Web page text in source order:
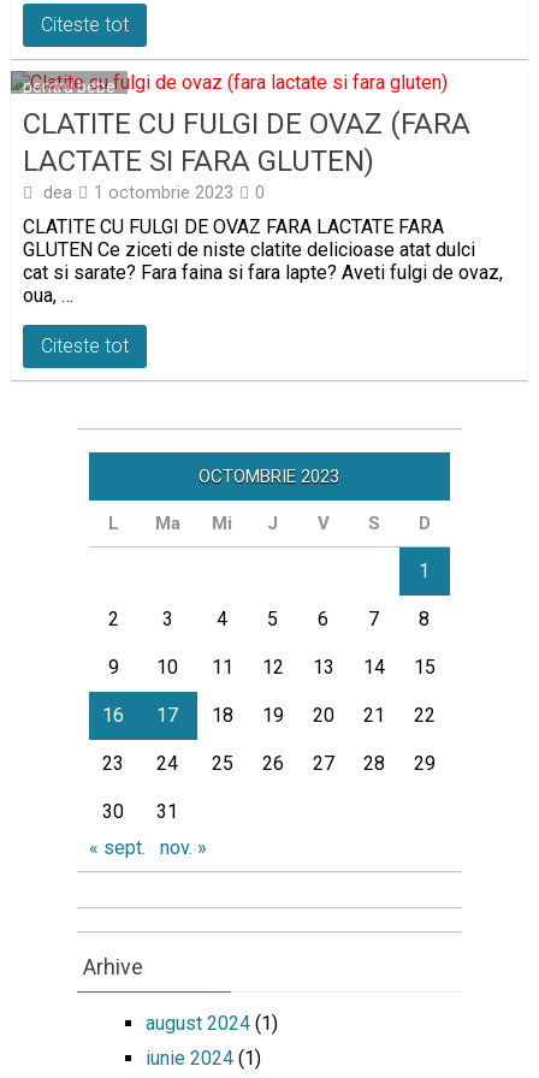
Citeste tot
pentru bebe
CLATITE CU FULGI DE OVAZ (FARA
LACTATE SI FARA GLUTEN)
dea 1 octombrie 2023 0
CLATITE CU FULGI DE OVAZ FARA LACTATE FARA
GLUTEN Ce ziceti de niste clatite delicioase atat dulci
cat si sarate? Fara faina si fara lapte? Aveti fulgi de ovaz,
oua, …
Citeste tot
OCTOMBRIE 2023
L Ma Mi J V S D
1
2 3 4 5 6 7 8
9 10 11 12 13 14 15
16 17 18 19 20 21 22
23 24 25 26 27 28 29
30
31
« sept.
nov. »
Arhive
august 2024(1)
iunie 2024(1)